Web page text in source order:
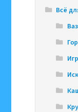
Всё